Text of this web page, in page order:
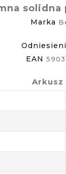
solidna
Marka
EAN
Arkusz